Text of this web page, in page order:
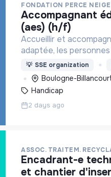
FONDATION PERCE NEIGE
accompagnant éducatif et social
(aes) (h/f)
Accueillir et
adaptée, les
déficience mentale, un
ou psychique
💡 SSE organization
Boulogne-
Handicap
2 days ago
ASSOC. TRAITEM.
encadrant-e technique d'atelier
et chantier